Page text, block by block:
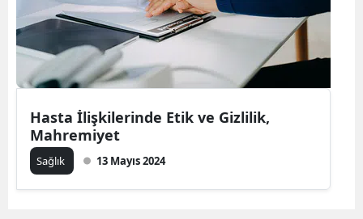
Hasta İlişkilerinde Etik ve Gizlilik,
Mahremiyet
Sağlık 13 Mayıs 2024